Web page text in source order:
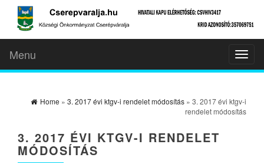
Menu
Home » 3. 2017 évi ktgv-i rendelet módosítás » 3. 2017 évi ktgv-i
rendelet módosítás
3. 2017 ÉVI KTGV-I RENDELET
MÓDOSÍTÁS